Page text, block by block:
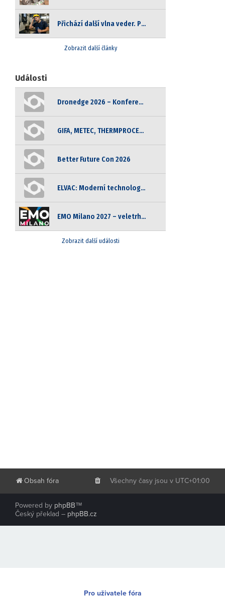
Obsah fóra Všechny časy jsou v UTC+01:00
Powered by phpBB™
Český překlad – phpBB.cz
Pro uživatele fóra